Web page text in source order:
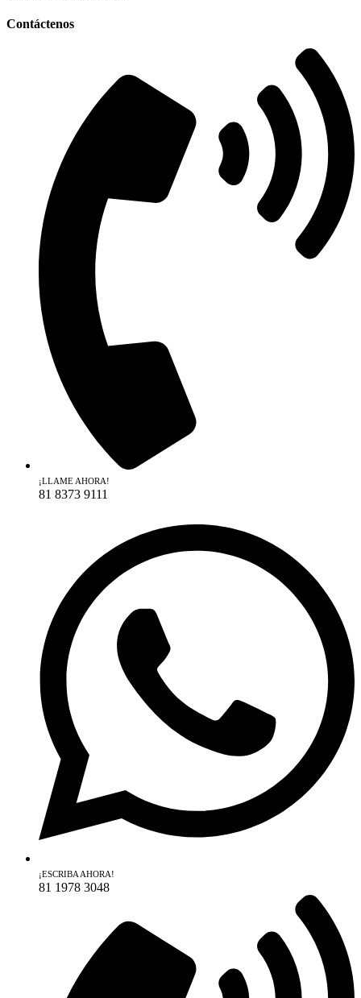
Contáctenos
¡LLAME AHORA!
81 8373 9111
¡ESCRIBA AHORA!
81 1978 3048